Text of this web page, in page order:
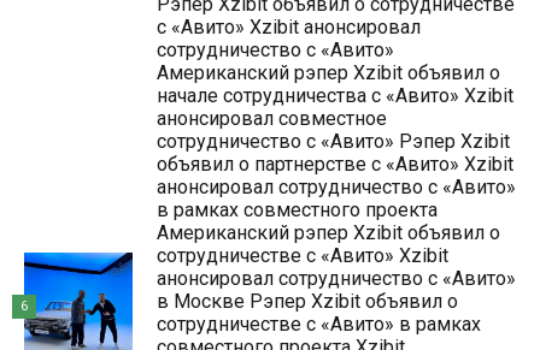
с «Авито» Xzibit анонсировал
сотрудничество с «Авито»
Американский рэпер Xzibit объявил о
начале сотрудничества с «Авито» Xzibit
анонсировал совместное
сотрудничество с «Авито» Рэпер Xzibit
объявил о партнерстве с «Авито» Xzibit
анонсировал сотрудничество с «Авито»
в рамках совместного проекта
Американский рэпер Xzibit объявил о
сотрудничестве с «Авито» Xzibit
анонсировал сотрудничество с «Авито»
в Москве Рэпер Xzibit объявил о
сотрудничестве с «Авито» в рамках
6